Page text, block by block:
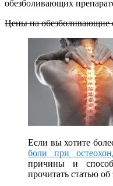
обезболивающих
Цены на обезболивающие
Если вы хотите
боли при
причины и
прочитать статью